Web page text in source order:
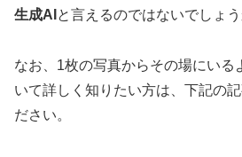
生成AI と言えるのではないでしょう
なお、1枚の写真からその場にいる
いて詳しく知りたい方は、下記の
ださい。